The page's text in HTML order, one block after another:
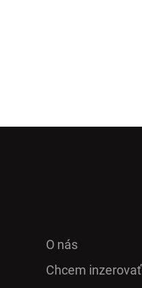
O nás
Chcem inzerovať